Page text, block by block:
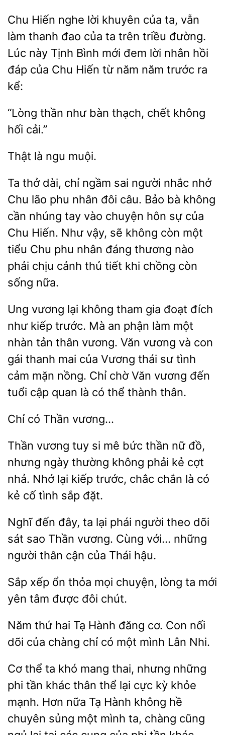
Chu Hiến nghe
khuyên của ta, vẫn
thanh đao của ta trên triều đường.
Lúc
Tịnh Bình mới đem lời nhắn hồi
đáp của Chu Hiến từ năm năm trước ra
kể:
như bàn thạch, chết không
cải.”
là
thở dài, chỉ
sai người nhắc nhở
Chu lão phu nhân đôi câu. Bảo bà không
cần nhúng tay vào chuyện hôn sự của
Chu Hiến. Như vậy, sẽ không còn một
tiểu Chu phu nhân đáng thương nào
phải chịu
thủ tiết khi chồng còn
sống nữa.
Ung vương lại không tham gia đoạt đích
như kiếp trước. Mà
làm một
nhàn
thân vương. Văn vương và con
gái thanh mai của Vương thái sư tình
cảm mặn nồng. Chỉ chờ Văn vương đến
tuổi cập quan là có thể thành thân.
Chỉ
Thần vương tuy si mê bức thần nữ đồ,
nhưng ngày
không phải kẻ cợt
Nhớ lại kiếp
chắc chắn là có
kẻ cố tình sắp đặt.
Nghĩ đến đây, ta lại phái
theo dõi
sát sao Thần vương. Cùng với…
người
cận của Thái hậu.
Sắp
ổn thỏa mọi chuyện, lòng ta
tâm được đôi chút.
Năm hai Tạ Hành cơ.
nối
dõi của chàng chỉ có một mình Lân Nhi.
Cơ thể ta khó mang thai, nhưng
phi tần khác thân
lại cực kỳ khỏe
mạnh. Hơn nữa Tạ Hành không hề
chuyên sủng một mình ta, chàng cũng